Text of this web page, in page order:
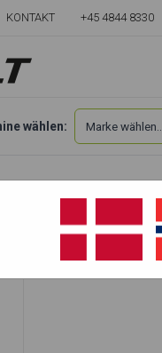
KONTAKT +45 4844 8330
wählen: